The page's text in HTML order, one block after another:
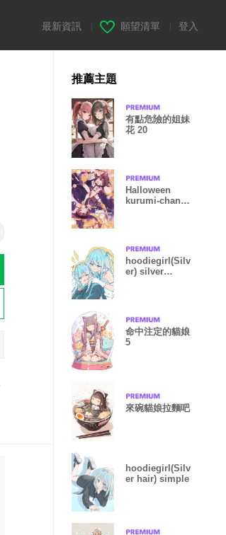
最新資訊 願望清單 登入
推薦主題
有點危險的姐妹
花 20
Halloween
kurumi-chan.
hoodiegirl(Silv
er) silver
命中注定的貓娘
5
來碗貓娘拉麵吧
hoodiegirl(Silv
er hair) simple